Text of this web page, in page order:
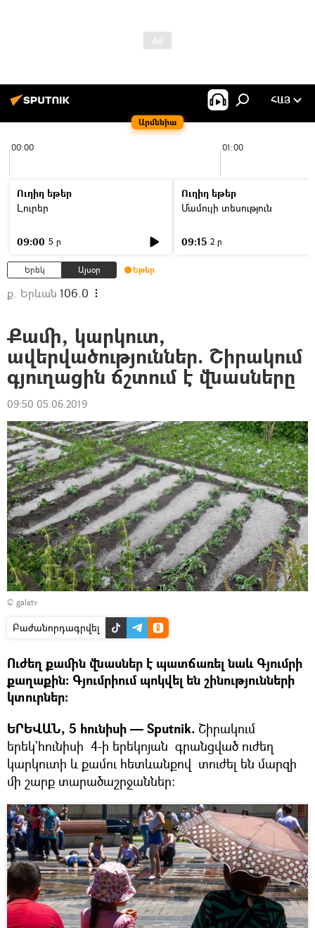
Արմենիա
ՀԱՅ
00:00 01:00
Ուղիղ եթեր
Լուրեր
09:00 5 ր
Ուղիղ եթեր
Մամուլի տեսություն
09:15 2 ր
Երեկ Այսօր Եթեր
ք. Երևան 106.0
Քամի, կարկուտ,
ավերվածություններ. Շիրակում
գյուղացին ճշտում է վնասները
09:50 05.06.2019
© galatv
Բաժանորդագրվել
Ուժեղ քամին վնասներ է պատճառել նաև Գյումրի
քաղաքին։ Գյումրիում պոկվել են շինությունների
կտուրներ:
ԵՐԵՎԱՆ, 5 հունիսի — Sputnik. Շիրակում
երեկ`հունիսի 4-ի երեկոյան գրանցված ուժեղ
կարկուտի և քամու հետևանքով տուժել են մարզի
մի շարք տարածաշրջաններ: